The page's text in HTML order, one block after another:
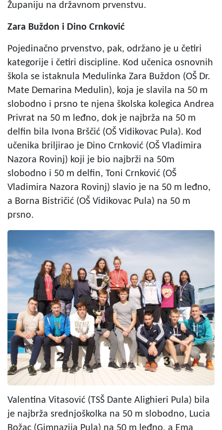
Županiju na državnom prvenstvu.
Zara Buždon i Dino Crnković
Pojedinačno prvenstvo, pak, održano je u četiri
kategorije i četiri discipline. Kod učenica osnovnih
škola se istaknula Medulinka Zara Buždon (OŠ Dr.
Mate Demarina Medulin), koja je slavila na 50 m
slobodno i prsno te njena školska kolegica Andrea
Privrat na 50 m leđno, dok je najbrža na 50 m
delfin bila Ivona Brščić (OŠ Vidikovac Pula). Kod
učenika briljirao je Dino Crnković (OŠ Vladimira
Nazora Rovinj) koji je bio najbrži na 50m
slobodno i 50 m delfin, Toni Crnković (OŠ
Vladimira Nazora Rovinj) slavio je na 50 m leđno,
a Borna Bistričić (OŠ Vidikovac Pula) na 50 m
prsno.
Valentina Vitasović (TSŠ Dante Alighieri Pula) bila
je najbrža srednjoškolka na 50 m slobodno, Lucia
Božac (Gimnazija Pula) na 50 m leđno, a Ema